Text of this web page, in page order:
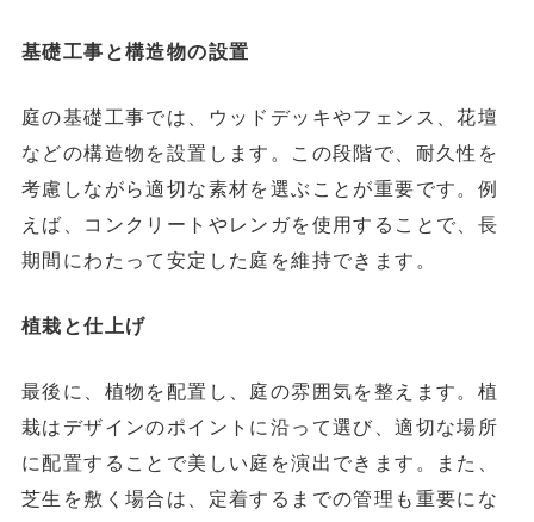
基礎工事と構造物の設置
庭の基礎工事では、ウッドデッキやフェンス、花壇
などの構造物を設置します。この段階で、耐久性を
考慮しながら適切な素材を選ぶことが重要です。例
えば、コンクリートやレンガを使用することで、長
期間にわたって安定した庭を維持できます。
植栽と仕上げ
最後に、植物を配置し、庭の雰囲気を整えます。植
栽はデザインのポイントに沿って選び、適切な場所
に配置することで美しい庭を演出できます。また、
芝生を敷く場合は、定着するまでの管理も重要にな